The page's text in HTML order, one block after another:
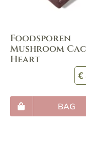
Foodsporen
Mushroom
Heart
€
BAG